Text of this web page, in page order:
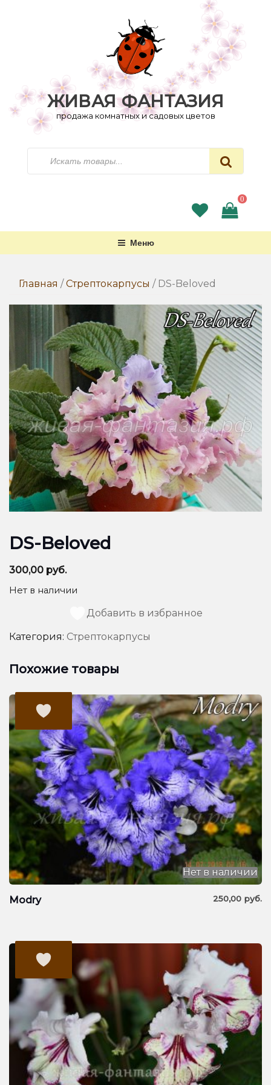
ЖИВАЯ ФАНТАЗИЯ
продажа комнатных и садовых цветов
0
Меню
Главная / Стрептокарпусы / DS-Beloved
DS-Beloved
300,00 руб.
Нет в наличии
Добавить в избранное
Категория: Стрептокарпусы
Похожие товары
Modry 250,00 руб.
Нет в наличии